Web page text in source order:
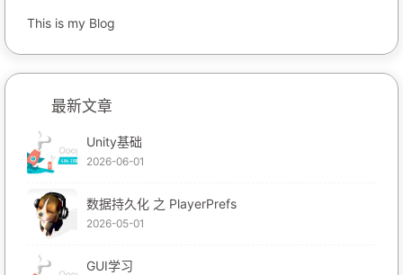
This is my Blog
最新文章
Unity基础
2026-06-01
数据持久化 之 PlayerPrefs
2026-05-01
GUI学习